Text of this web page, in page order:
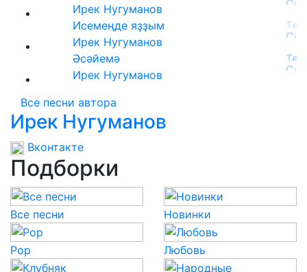
Ирек Нугуманов
Исемеңде яҙҙым
Ирек Нугуманов
Әсәйемә
Ирек Нугуманов
Все песни автора
Ирек Нугуманов
Вконтакте
Подборки
Все песни Новинки
Pop Любовь